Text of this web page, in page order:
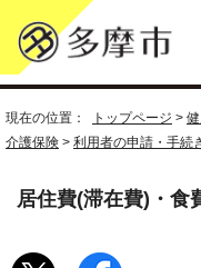
現在の位置： トップページ >
介護保険 > 利用者の申請・手続
居住費(滞在費)・食